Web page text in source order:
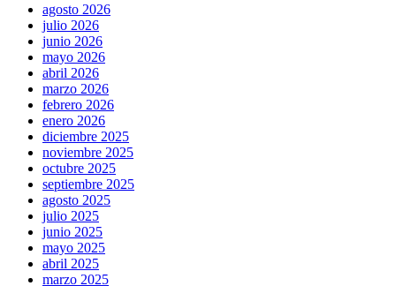
agosto 2026
julio 2026
junio 2026
mayo 2026
abril 2026
marzo 2026
febrero 2026
enero 2026
diciembre 2025
noviembre 2025
octubre 2025
septiembre 2025
agosto 2025
julio 2025
junio 2025
mayo 2025
abril 2025
marzo 2025